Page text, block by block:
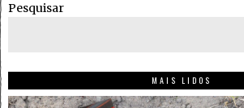
Pesquisar
MAIS LIDOS